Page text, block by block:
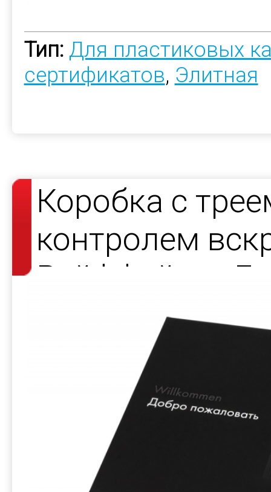
Тип: Для пластиковых
сертификатов, Элитная
Коробка с
контролем
Райффайзен